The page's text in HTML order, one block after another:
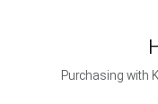
Purchasing with